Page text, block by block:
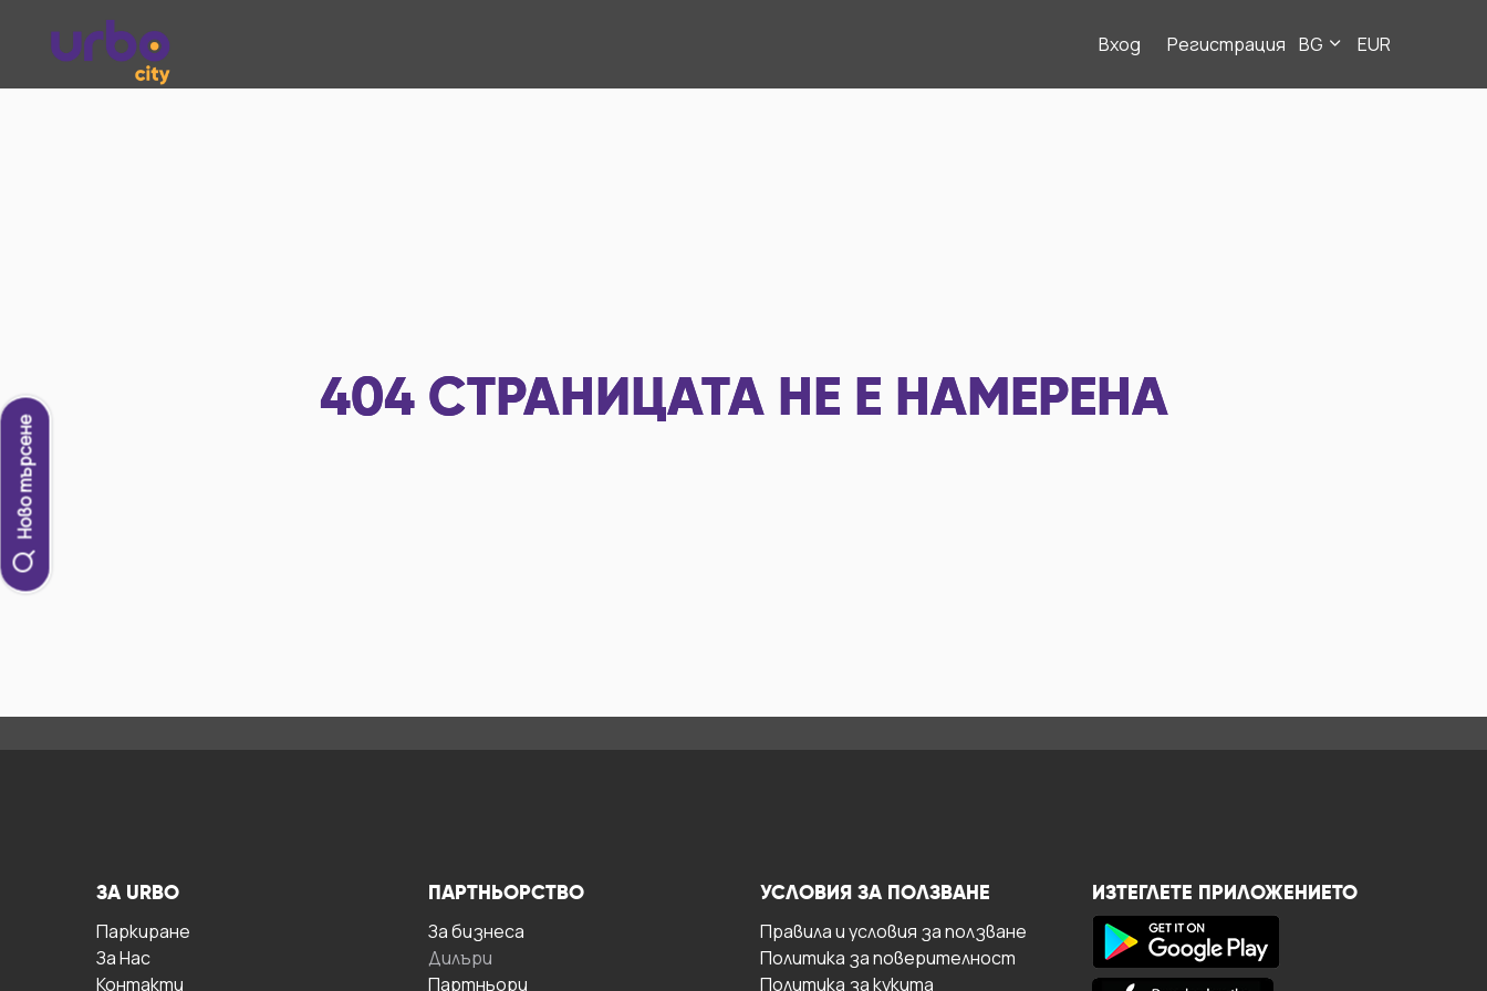
Вход Регистрация BG EUR
Ново търсене
404 СТРАНИЦАТА НЕ Е НАМЕРЕНА
ЗА URBO
Паркиране
За Hас
Контакти
ПАРТНЬОРСТВО
За бизнесa
Дилъри
Партньори
УСЛОВИЯ ЗА ПОЛЗВАНЕ
Правила и условия за ползване
Политика за поверителност
Политика за кукита
ИЗТЕГЛЕТЕ ПРИЛОЖЕНИЕТО